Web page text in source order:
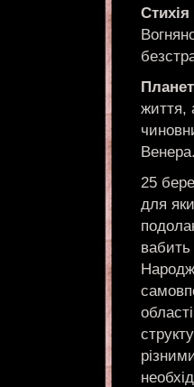
життя,
25
для